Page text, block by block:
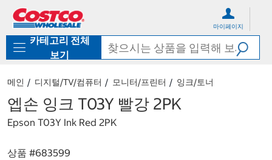
로
기
가
마이페이지
카테고리 전체
보기
메인 디지털/TV/컴퓨터 모니터/프린터 잉크/토너
엡손 잉크 T03Y 빨강 2PK
Epson T03Y Ink Red 2PK
상품 #683599